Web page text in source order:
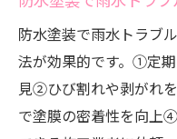
防水塗装で雨水トラブ
法が効果的です。①定
見②ひび割れや剥がれ
で塗膜の密着性を向上